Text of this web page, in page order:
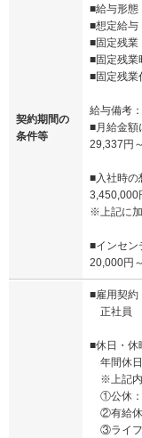
契約期間の
条件等
■給与形態
■想定給与
■固定残業
■固定残業
■固定残業
給与備考：
■月給金額
29,337円
■入社時の
3,450,000
※上記に加
■インセン
20,000円
■雇用契約
正社員
■休日・休
年間休日
※上記
①公休：
②有給休
③ライフ